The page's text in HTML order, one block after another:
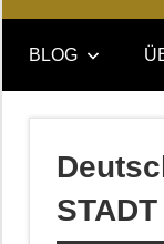
DAS
blog
DAS
GEDICHT.
Zeitschrift
BLOG